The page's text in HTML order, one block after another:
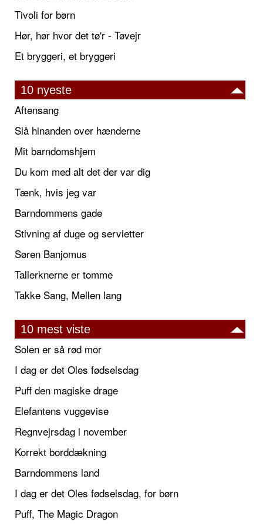
Tivoli for børn
Hør, hør hvor det tø'r - Tøvejr
Et bryggeri, et bryggeri
10 nyeste
Aftensang
Slå hinanden over hænderne
Mit barndomshjem
Du kom med alt det der var dig
Tænk, hvis jeg var
Barndommens gade
Stivning af duge og servietter
Søren Banjomus
Tallerknerne er tomme
Takke Sang, Mellen lang
10 mest viste
Solen er så rød mor
I dag er det Oles fødselsdag
Puff den magiske drage
Elefantens vuggevise
Regnvejrsdag i november
Korrekt borddækning
Barndommens land
I dag er det Oles fødselsdag, for børn
Puff, The Magic Dragon